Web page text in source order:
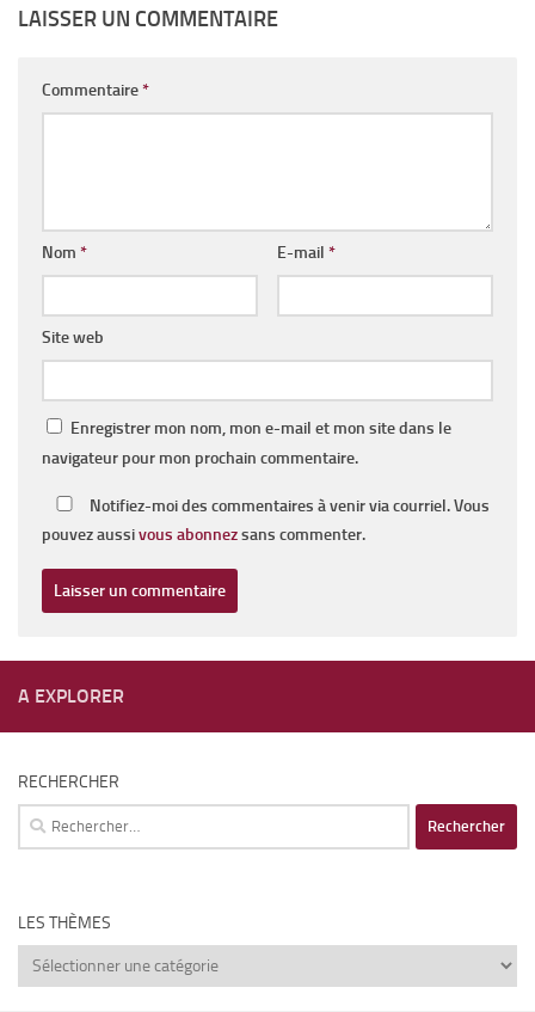
LAISSER UN COMMENTAIRE
Commentaire*
Nom * E-mail *
Site web
Enregistrer mon nom, mon e-mail et mon site dans le
navigateur pour mon prochain commentaire.
Notifiez-moi des commentaires à venir via courriel. Vous
pouvez aussivous abonnezsans commenter.
A EXPLORER
RECHERCHER
Rechercher :
LES THÈMES
Les
thèmes